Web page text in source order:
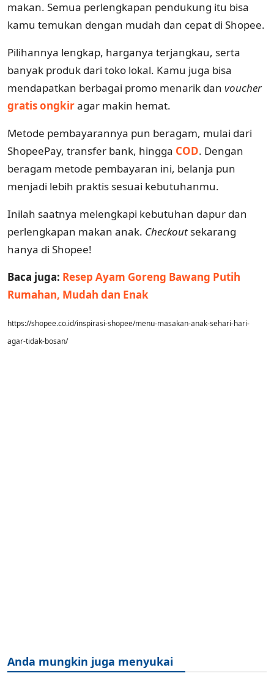
makan. Semua perlengkapan pendukung itu bisa
kamu temukan dengan mudah dan cepat di Shopee.
Pilihannya lengkap, harganya terjangkau, serta
banyak produk dari toko lokal. Kamu juga bisa
mendapatkan berbagai promo menarik dan voucher
gratis ongkiragar makin hemat.
Metode pembayarannya pun beragam, mulai dari
ShopeePay, transfer bank, hingga COD. Dengan
beragam metode pembayaran ini, belanja pun
menjadi lebih praktis sesuai kebutuhanmu.
Inilah saatnya melengkapi kebutuhan dapur dan
perlengkapan makan anak. Checkout sekarang
hanya di Shopee!
Baca juga: Resep Ayam Goreng Bawang Putih
Rumahan, Mudah dan Enak
https://shopee.co.id/inspirasi-shopee/menu-masakan-anak-sehari-hari-
agar-tidak-bosan/
Anda mungkin juga menyukai